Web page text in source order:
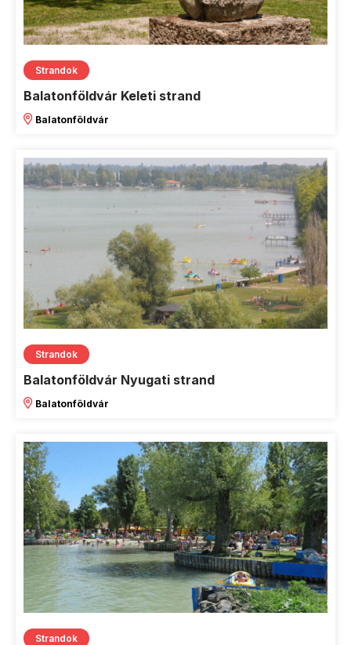
Strandok
Balatonföldvár Keleti strand
Balatonföldvár
Strandok
Balatonföldvár Nyugati strand
Balatonföldvár
Strandok